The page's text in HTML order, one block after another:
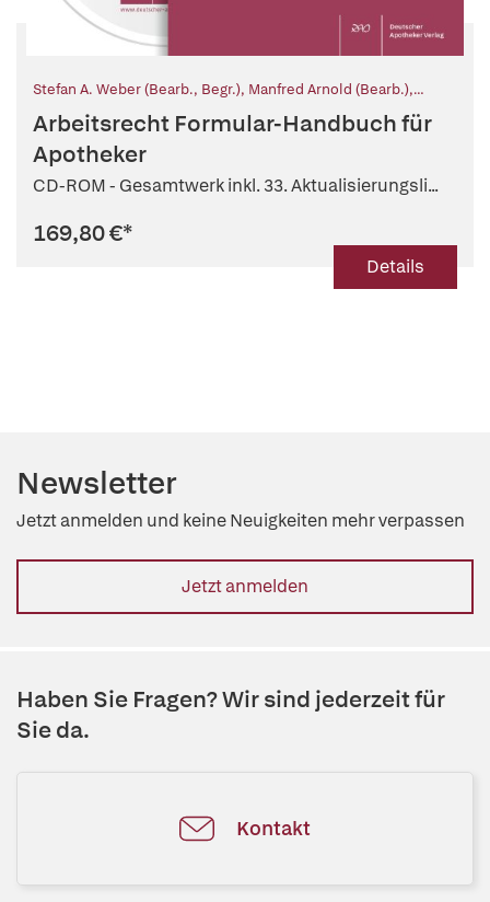
Stefan A. Weber (Bearb., Begr.), Manfred Arnold (Bearb.),
Hartmann (Mitarb.),Andreas Nörr (Mitarb.)
Arbeitsrecht Formular-Handbuch für
Apotheker
CD-ROM - Gesamtwerk inkl. 33. Aktualisierungsli...
169,80 €*
Details
Newsletter
Jetzt anmelden und keine Neuigkeiten mehr verpassen
Jetzt anmelden
Haben Sie Fragen? Wir sind jederzeit für
Sie da.
Kontakt